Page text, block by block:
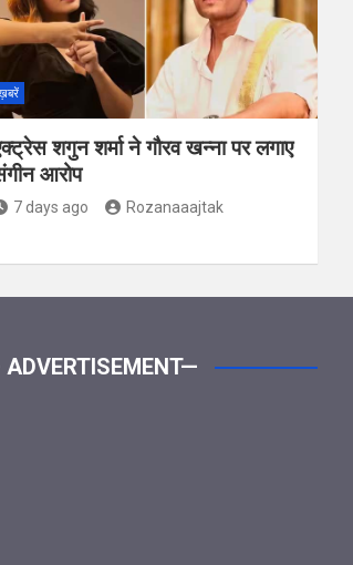
शगुन शर्मा ने गौरव खन्ना पर लगाए
आरोप
7 days ago Rozanaaajtak